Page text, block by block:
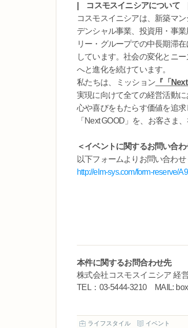
| コスモスイニシアについて |
コスモスイニシアは、新築マ
デンシャル事業、投資用・事
リー・グループでの中長期滞
しています。社会の変化とニ
へと進化を続けています。
私たちは、ミッション 『「
実現に向けて全ての経営活動
心や喜びをもたらす価値を追
「Next GOOD」を、お客さま
＜イベントに関するお問い合わ
以下フォームよりお問い合わせ
http://elm-sys.com/form-reserve/
本件に関するお問合わせ先
株式会社コスモスイニシア 経
TEL：03-5444-3210 MAIL:
ライフスタイル イベント